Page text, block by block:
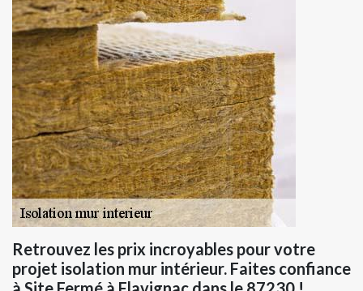
Retrouvez les prix incroyables pour votre
projet isolation mur intérieur. Faites confiance